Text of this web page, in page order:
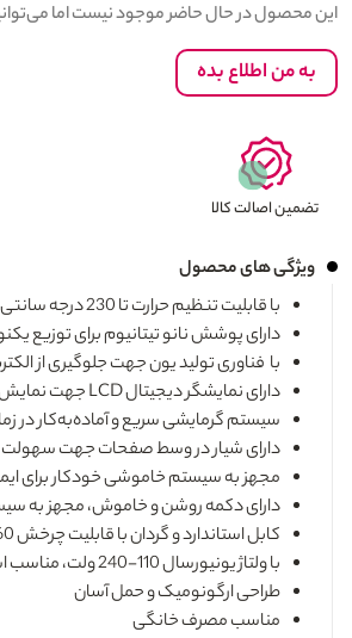
این محصول در حال حاضر موجود نیست اما
به من اطلاع بده
تضمین اصالت کالا
ویژگی های محصول
با قابلیت تنظیم حرارت تا 230 درجه سانتی‌گراد
دارای پوشش نانو تیتانیوم برای توزیع
با فناوری تولید یون جهت جلوگیری از
دارای نمایشگر دیجیتال LCD جهت نمایش دقیق میزان دما
سیستم گرمایشی سریع و آماده‌به‌کار در
دارای شیار در وسط صفحات جهت سهولت
مجهز به سیستم خاموشی خودکار برای
دارای دکمه روشن و خاموش، مجهز به
کابل استاندارد و گردان با قابلیت چرخش 360 درجه به طول 1.2 متر
با ولتاژ یونیورسال 110-240 ولت، مناسب استفاده در سفر
طراحی ارگونومیک و حمل‌ آسان
مناسب مصرف خانگی